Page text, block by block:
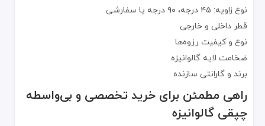
نوع زاویه: ۴۵ درجه، ۹۰ درجه یا سفارشی
قطر داخلی و خارجی
نوع و کیفیت رزوه‌ها
ضخامت لایه گالوانیزه
برند و گارانتی سازنده
راهی مطمئن برای خرید تخصصی و بی‌واسطه
چپقی گالوانیزه